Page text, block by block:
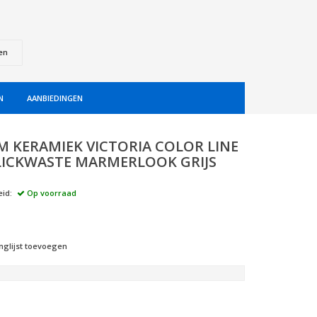
AANBIEDINGEN
KERAMIEK VICTORIA COLOR LINE
MARMERLOOK GRIJS
Op voorraad
toevoegen